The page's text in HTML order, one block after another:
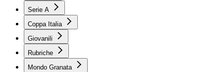
Serie A
Coppa Italia
Giovanili
Rubriche
Mondo Granata